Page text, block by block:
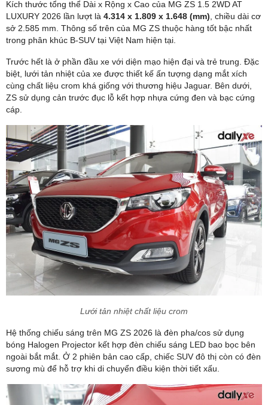
Kích thước tổng thể Dài x Rộng x Cao của MG ZS 1.5 2WD AT
LUXURY 2026 lần lượt là 4.314 x 1.809 x 1.648 (mm) , chiều dài cơ
sở 2.585 mm. Thông số trên của MG ZS thuộc hàng tốt bậc nhất
trong phân khúc B-SUV tại Việt Nam hiện tại.
Trước hết là ở phần đầu xe với diện mạo hiện đại và trẻ trung. Đặc
biệt, lưới tản nhiệt của xe được thiết kế ấn tượng dạng mắt xích
cùng chất liệu crom khá giống với thương hiệu Jaguar. Bên dưới,
ZS sử dụng cản trước đục lỗ kết hợp nhựa cứng đen và bạc cứng
cáp.
Lưới tản nhiệt chất liệu crom
Hệ thống chiếu sáng trên MG ZS 2026 là đèn pha/cos sử dụng
bóng Halogen Projector kết hợp đèn chiếu sáng LED bao bọc bên
ngoài bắt mắt. Ở 2 phiên bản cao cấp, chiếc SUV đô thị còn có đèn
sương mù để hỗ trợ khi di chuyển điều kiện thời tiết xấu.